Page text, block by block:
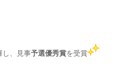
し、見事予選優秀賞を受賞